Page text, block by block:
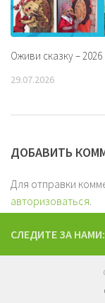
Оживи сказку – 2026
29.07.2026
ДОБАВИТЬ
Для отправки
авторизоваться
СЛЕДИТЕ ЗА НАМИ: